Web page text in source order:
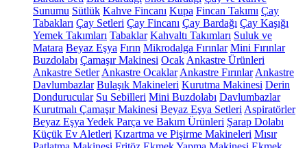
Sunumu Sütlük Kahve Fincanı Kupa Fincan Takımı Çay
Tabakları Çay Setleri Çay Fincanı Çay Bardağı Çay Kaşığı
Yemek Takımları Tabaklar Kahvaltı Takımları Suluk ve
Matara Beyaz Eşya Fırın Mikrodalga Fırınlar Mini Fırınlar
Buzdolabı Çamaşır Makinesi Ocak Ankastre Ürünleri
Ankastre Setler Ankastre Ocaklar Ankastre Fırınlar Ankastre
Davlumbazlar Bulaşık Makineleri Kurutma Makinesi Derin
Dondurucular Su Sebilleri Mini Buzdolabı Davlumbazlar
Kurutmalı Çamaşır Makinesi Beyaz Eşya Setleri Aspiratörler
Beyaz Eşya Yedek Parça ve Bakım Ürünleri Şarap Dolabı
Küçük Ev Aletleri Kızartma ve Pişirme Makineleri Mısır